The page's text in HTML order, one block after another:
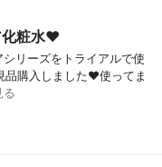
化粧水❤️
リーズをトライアルで使
品購入しました❤️使ってま
る